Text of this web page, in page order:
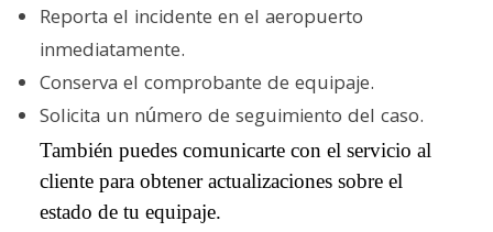
Reporta el incidente en el aeropuerto
inmediatamente.
Conserva el comprobante de equipaje.
Solicita un número de seguimiento del caso.
También puedes comunicarte con el servicio al
cliente para obtener actualizaciones sobre el
estado de tu equipaje.